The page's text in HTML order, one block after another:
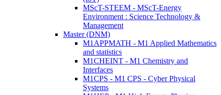
MScT-STEEM - MScT-Energy
Environment : Science Technology &
Management
Master (DNM)
M1APPMATH - M1 Applied Mathematics
and statistics
M1CHEINT - M1 Chemistry and
Interfaces
M1CPS - M1 CPS - Cyber Physical
Systems